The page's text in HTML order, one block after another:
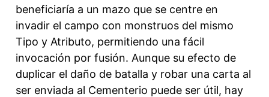
beneficiaría a un mazo que se centre en
invadir el campo con monstruos del mismo
Tipo y Atributo, permitiendo una fácil
invocación por fusión. Aunque su efecto de
duplicar el daño de batalla y robar una carta al
ser enviada al Cementerio puede ser útil, hay